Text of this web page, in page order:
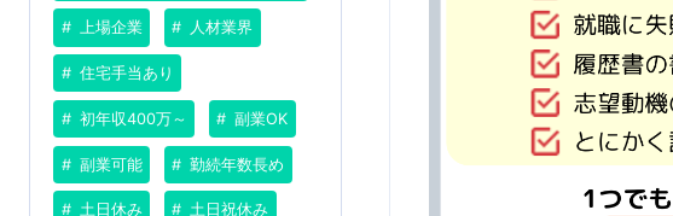
上場企業 人材業界
住宅手当あり
初年収400万～ 副業OK
副業可能 勤続年数長め
土日休み 土日祝休み